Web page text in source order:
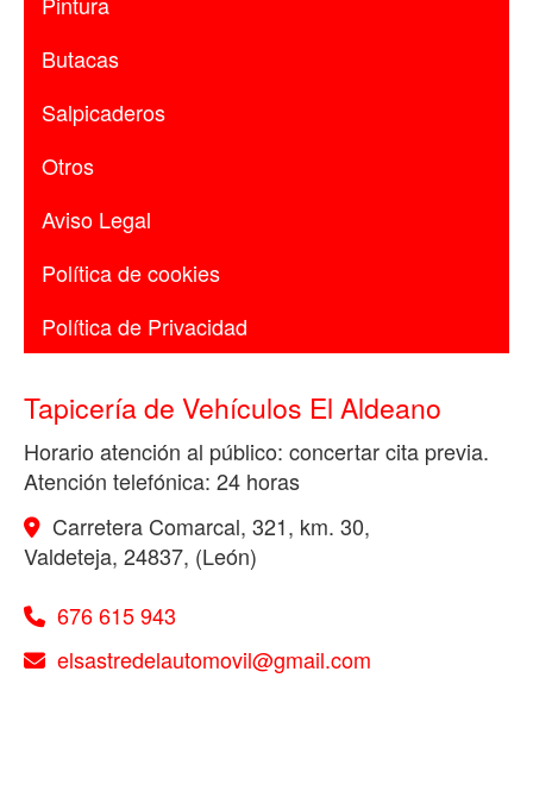
Butacas
Salpicaderos
Otros
Aviso Legal
Política de cookies
Política de Privacidad
Tapicería de Vehículos El Aldeano
Horario atención al público: concertar cita previa.
Atención telefónica: 24 horas
Carretera Comarcal, 321, km. 30,
Valdeteja, 24837, (León)
676 615 943
elsastredelautomovil
gmail.com